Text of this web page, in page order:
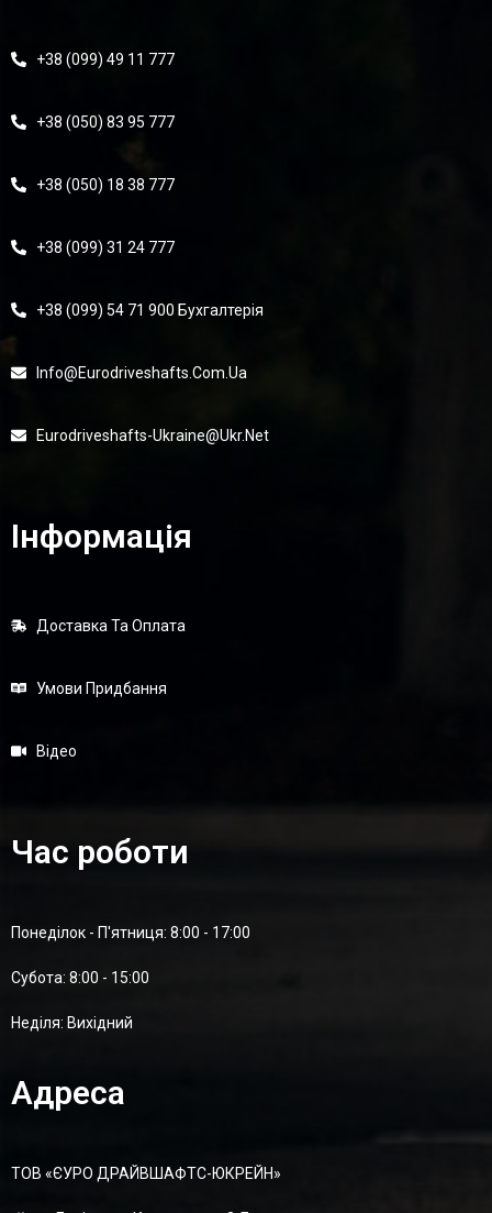
+38 (099) 49 11 777
+38 (050) 83 95 777
+38 (050) 18 38 777
+38 (099) 31 24 777
+38 (099) 54 71 900 Бухгалтерія
Info@eurodriveshafts.com.ua
Eurodriveshafts-Ukraine@ukr.net
Інформація
Доставка Та Оплата
Умови Придбання
Відео
Час роботи
Понеділок - П'ятниця: 8:00 - 17:00
Суботa: 8:00 - 15:00
Неділя: Вихідний
Адреса
ТОВ «ЄУРО ДРАЙВШАФТC-ЮКРЕЙН»